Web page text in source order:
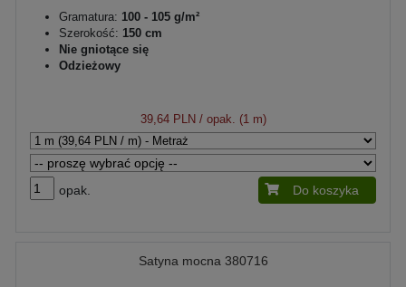
Gramatura: 100 - 105 g/m²
Szerokość: 150 cm
Nie gniotące się
Odzieżowy
39,64 PLN/ opak. (1 m)
opak. Do koszyka
Satyna mocna 380716